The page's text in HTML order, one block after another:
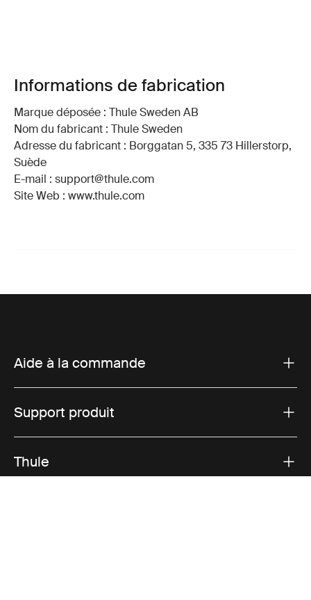
Informations de fabrication
Marque déposée : Thule Sweden AB
Nom du fabricant : Thule Sweden
Adresse du fabricant : Borggatan 5, 335 73 Hillerstorp,
Suède
E-mail : support@thule.com
Site Web : www.thule.com
Aide à la commande
Support produit
Thule